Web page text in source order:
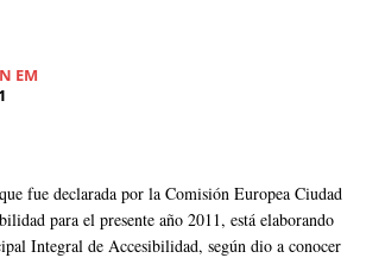
EM
fue declarada por la Comisión Europea Ciudad
para el presente año 2011, está elaborando
Integral de Accesibilidad, según dio a conocer